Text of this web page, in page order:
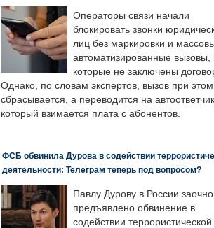
Операторы связи начали
блокировать звонки
лиц без маркировки и
автоматизированные вызовы,
которые не заключены
Однако, по словам экспертов, вызов при
сбрасывается, а переводится на
который взимается плата с абонентов.
ФСБ обвинила Дурова в содействии
деятельности: Телеграм теперь под вопросом?
Павлу Дурову в России заочно
предъявлено обвинение в
содействии террористической